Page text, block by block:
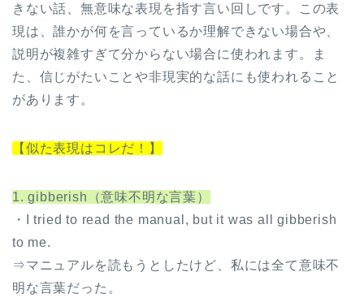
きない話、無意味な表現を指す言い回しです。この表
現は、誰かが何を言っているか理解できない場合や、
説明が複雑すぎて分からない場合に使われます。ま
た、信じがたいことや非現実的な話にも使われること
があります。
【似た表現はコレだ！】
1. gibberish（意味不明な言葉）
・I tried to read the manual, but it was all gibberish
to me.
⇒マニュアルを読もうとしたけど、私には全て意味不
明な言葉だった。